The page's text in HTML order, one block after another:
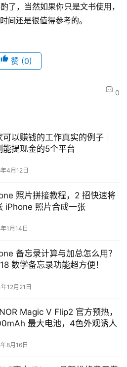
了，当然如果你只是文书使用，
间还是很值得参考的。
赞 (0)
0
可以赚钱的工作真实的例子｜
能提现金的5个平台
4月12日
照片拼接教程，2 招快速将
iPhone 照片合成一张
1月14日
备忘录计算与加总怎么用？
数学备忘录功能超方便！
12月21日
Magic V Flip2 官方预热，
最大电池，4色外观诱人
8月16日